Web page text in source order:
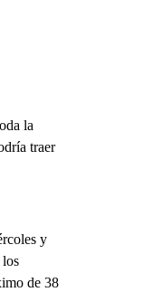
la
traer
y
los
de 38